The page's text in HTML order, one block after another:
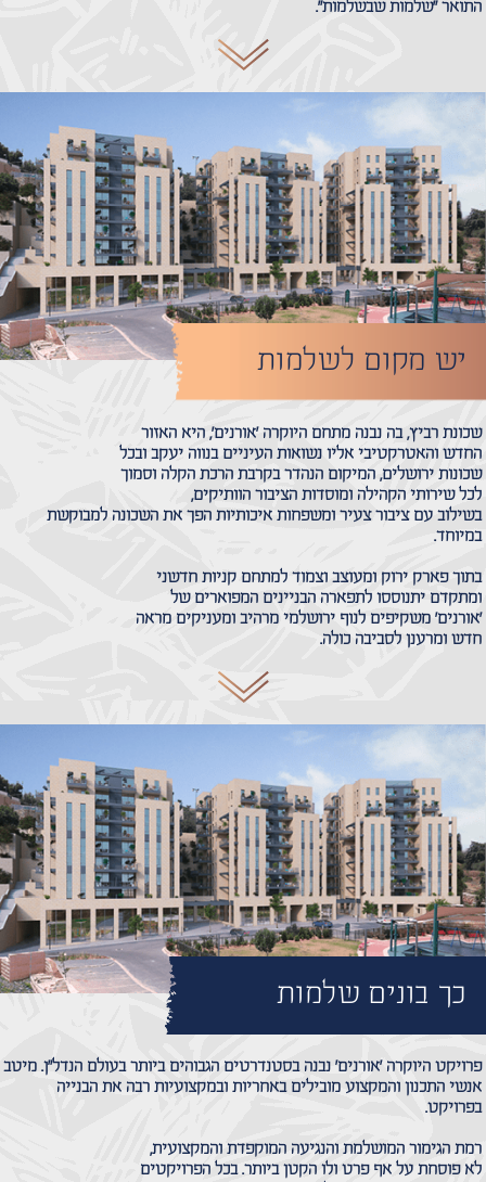
התואר "שלמות שבשלמות".
יש מקום לשלמות
שכונת רביץ, בה נבנה מתחם היוקרה 'אורנים', היא האזור
החדש והאטרקטיבי אליו נשואות העיניים בנווה יעקב ובכל
שכונות ירושלים, המיקום הנהדר בקרבת הרכת הקלה וסמוך
לכל שירותי הקהילה ומוסדות הציבור הוותיקים,
בשילוב עם ציבור צעיר ומשפחות איכותיות הפך את השכונה למבוקשת
במיוחד.
בתוך פארק ירוק ומעוצב וצמוד למתחם קניות חדשני
ומתקדם יתנוססו לתפארה הבניינים המפוארים של
'אורנים' משקיפים לנוף ירושלמי מרהיב ומעניקים מראה
חדש ומרענן לסביבה כולה.
כך בונים שלמות
פרויקט היוקרה 'אורנים' נבנה בסטנדרטים הגבוהים ביותר בעולם הנדל"ן. מיטב
אנשי התכנון והמקצוע מובילים באחריות ובמקצועיות רבה את הבנייה
בפרויקט.
רמת הגימור המושלמת והנגיעה המוקפדת והמקצועית,
לא פוסחת על אף פרט ולו הקטן ביותר. בכל הפרויקטים